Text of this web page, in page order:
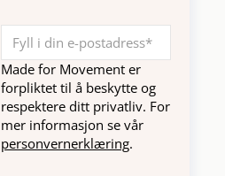
Made for Movement er
forpliktet til å beskytte og
respektere ditt privatliv. For
mer informasjon se vår
personvernerklæring.